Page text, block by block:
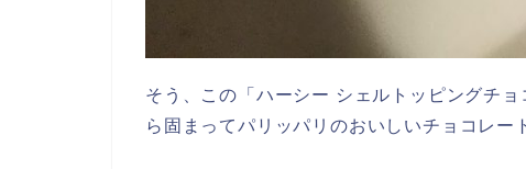
そう、この「ハーシー シェルトッピングチョ
ら固まってパリッパリのおいしいチョコレー